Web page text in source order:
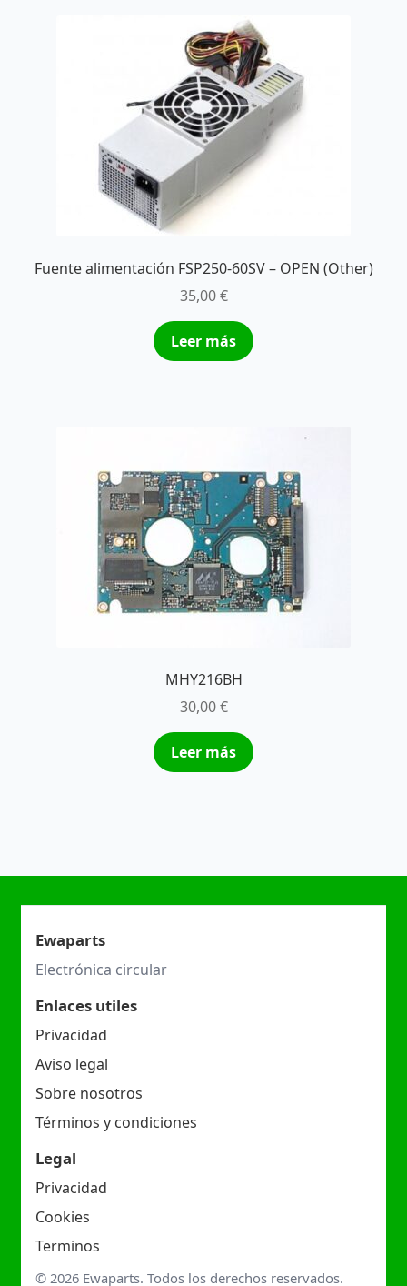
Fuente alimentación FSP250-60SV – OPEN (Other)
35,00€
Leer más
MHY216BH
30,00€
Leer más
Ewaparts
Electrónica circular
Enlaces utiles
Privacidad
Aviso legal
Sobre nosotros
Términos y condiciones
Legal
Privacidad
Cookies
Terminos
© 2026 Ewaparts. Todos los derechos reservados.